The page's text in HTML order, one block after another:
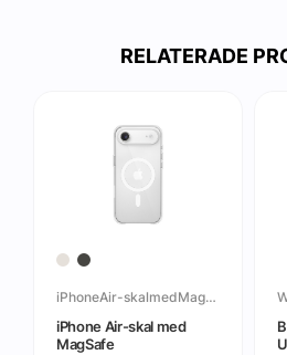
RELATERADE
iPhoneAir-skalmedMagSafe
iPhone Air-skal med
MagSafe